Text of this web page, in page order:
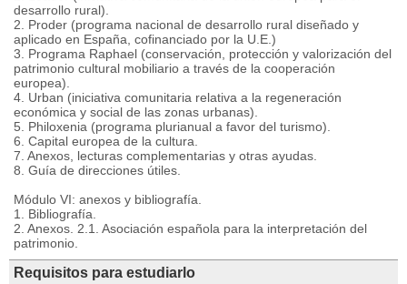
desarrollo rural).
2. Proder (programa nacional de desarrollo rural diseñado y
aplicado en España, cofinanciado por la U.E.)
3. Programa Raphael (conservación, protección y valorización del
patrimonio cultural mobiliario a través de la cooperación
europea).
4. Urban (iniciativa comunitaria relativa a la regeneración
económica y social de las zonas urbanas).
5. Philoxenia (programa plurianual a favor del turismo).
6. Capital europea de la cultura.
7. Anexos, lecturas complementarias y otras ayudas.
8. Guía de direcciones útiles.
Módulo VI: anexos y bibliografía.
1. Bibliografía.
2. Anexos. 2.1. Asociación española para la interpretación del
patrimonio.
Requisitos para estudiarlo